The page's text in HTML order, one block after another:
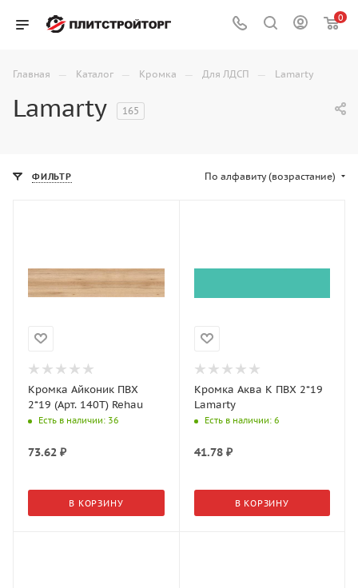
0
Главная — Каталог — Кромка — Для ЛДСП — Lamarty
Lamarty 165
ФИЛЬТР По алфавиту (возрастание)
Кромка Айконик ПВХ
2*19 (Арт. 140Т) Rehau
Есть в наличии: 36
73.62 ₽
В КОРЗИНУ
Кромка Аква K ПВХ 2*19
Lamarty
Есть в наличии: 6
41.78₽
В КОРЗИНУ